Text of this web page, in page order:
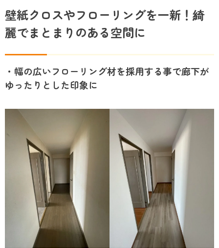
壁紙クロスやフローリングを一新！綺
麗でまとまりのある空間に
・幅の広いフローリング材を採用する事で廊下が
ゆったりとした印象に